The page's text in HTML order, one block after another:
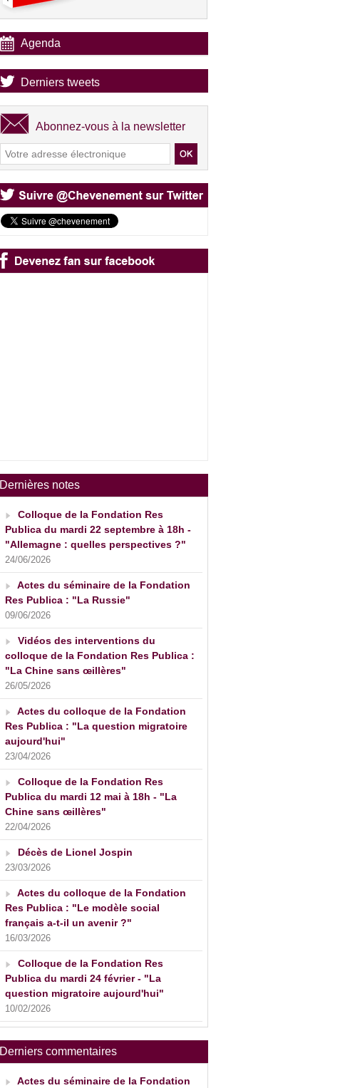
Agenda
Derniers tweets
Abonnez-vous à la newsletter
Dernières notes
Colloque de la Fondation Res
Publica du mardi 22 septembre à 18h -
"Allemagne : quelles perspectives ?"
24/06/2026
Actes du séminaire de la Fondation
Res Publica : "La Russie"
09/06/2026
Vidéos des interventions du
colloque de la Fondation Res Publica :
"La Chine sans œillères"
26/05/2026
Actes du colloque de la Fondation
Res Publica : "La question migratoire
aujourd'hui"
23/04/2026
Colloque de la Fondation Res
Publica du mardi 12 mai à 18h - "La
Chine sans œillères"
22/04/2026
Décès de Lionel Jospin
23/03/2026
Actes du colloque de la Fondation
Res Publica : "Le modèle social
français a-t-il un avenir ?"
16/03/2026
Colloque de la Fondation Res
Publica du mardi 24 février - "La
question migratoire aujourd'hui"
10/02/2026
Derniers commentaires
Actes du séminaire de la Fondation